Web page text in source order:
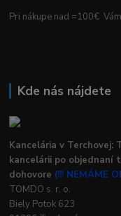
Pri nákupe nad =100€
Kde nás nájdete
Kancelária v Terchovej:
kancelárii po objednaní
dohovore (!!! NEMÁME
TOMDO s. r. o.
Biely Potok 623